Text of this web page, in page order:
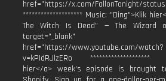
href="https://x.com/FallonTonight/
******************** Music: "⁠Ding">Klik
The Witch Is Dead⁠" — The Wizard
target="_blank"
href="https://www.youtube.com/watch?
v=kPIdRJlzERo ********************
hier</a> week's episode is brought